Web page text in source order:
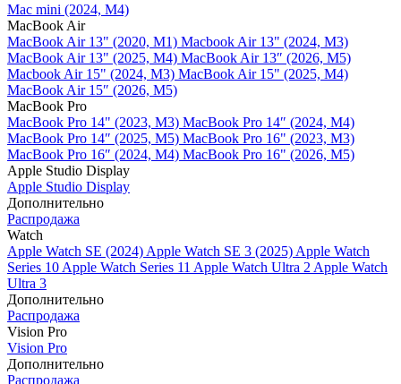
Mac mini (2024, M4)
MacBook Air
MacBook Air 13" (2020, M1) Macbook Air 13" (2024, M3)
MacBook Air 13" (2025, M4) MacBook Air 13″ (2026, M5)
Macbook Air 15" (2024, M3) MacBook Air 15" (2025, M4)
MacBook Air 15″ (2026, M5)
MacBook Pro
MacBook Pro 14" (2023, M3) MacBook Pro 14″ (2024, M4)
MacBook Pro 14″ (2025, M5) MacBook Pro 16" (2023, M3)
MacBook Pro 16″ (2024, M4) MacBook Pro 16" (2026, M5)
Apple Studio Display
Apple Studio Display
Дополнительно
Распродажа
Watch
Apple Watch SE (2024) Apple Watch SE 3 (2025) Apple Watch
Series 10 Apple Watch Series 11 Apple Watch Ultra 2 Apple Watch
Ultra 3
Дополнительно
Распродажа
Vision Pro
Vision Pro
Дополнительно
Распродажа